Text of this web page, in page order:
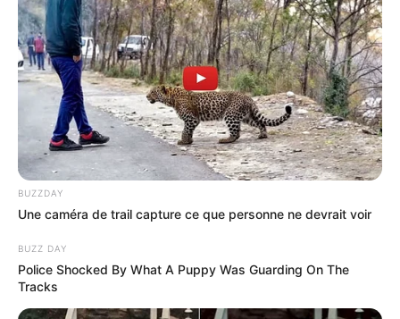
BUZZDAY
Une caméra de trail capture ce que personne ne devrait voir
BUZZ DAY
Police Shocked By What A Puppy Was Guarding On The
Tracks